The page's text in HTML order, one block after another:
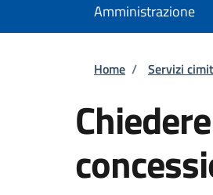
Amministrazione
Briciole
Home / Servizi